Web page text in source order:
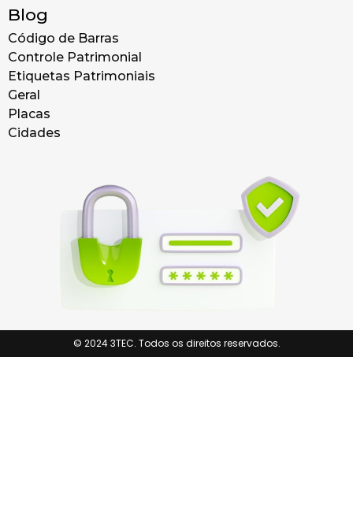
Blog
Código de Barras
Controle Patrimonial
Etiquetas Patrimoniais
Geral
Placas
Cidades
© 2024 3TEC. Todos os direitos reservados.